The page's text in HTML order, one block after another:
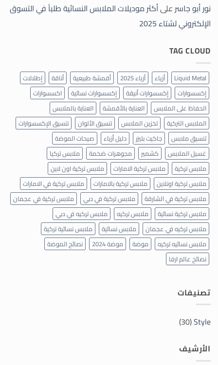
الشتوية
والموديلات
الأكثر
رواجاً
في
نور أبو جاسرعلىأكثر موديلات الملابس النسائية طلباً في التسوق
الإلكتروني لشتاء 2025
TAG CLOUD
Liquid Metal أزياء أزياء 2025 أقمشة طبيعية أناقة
إطلالات
إكسسوارات
إكسسوارات أنيقة إكسسوارات نسائية
اكسسوارات
الحفاظ على الملابس
العناية بالأقمشة
العناية بالملابس
الملابس التركية
تخزين الملابس تنسيق الألوان
تنسيق الإكسسوارات
تنسيق ملابس
جاكيت بليزر دليل أزياء
صيحات الموضة
غسيل الملابس
كشمير مجوهرات ضخمة
ملابس تركيا
ملابس تركية
ملابس تركية الامارات
ملابس تركية اون لاين
ملابس تركية اونلاين
ملابس تركية بالامارات
ملابس تركية في الامارات
ملابس تركية في الشارقة
ملابس تركية في دبي
ملابس تركية في عجمان
ملابس تركية نسائية
ملابس تركيه
ملابس تركيه في دبي
ملابس تركيه في عجمان
ملابس نسائية
ملابس نسائية تركية
ملابس نسائيه تركيه
موضة موضة 2024
نصائح الموضة
نصائح عالم ارفا
تصنيفات
Style
(30)
الأرشيف